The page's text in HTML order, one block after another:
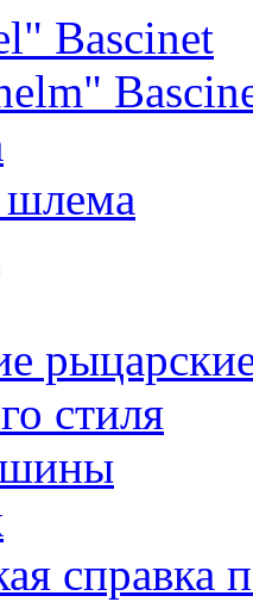
Bascinet
стиля
справка